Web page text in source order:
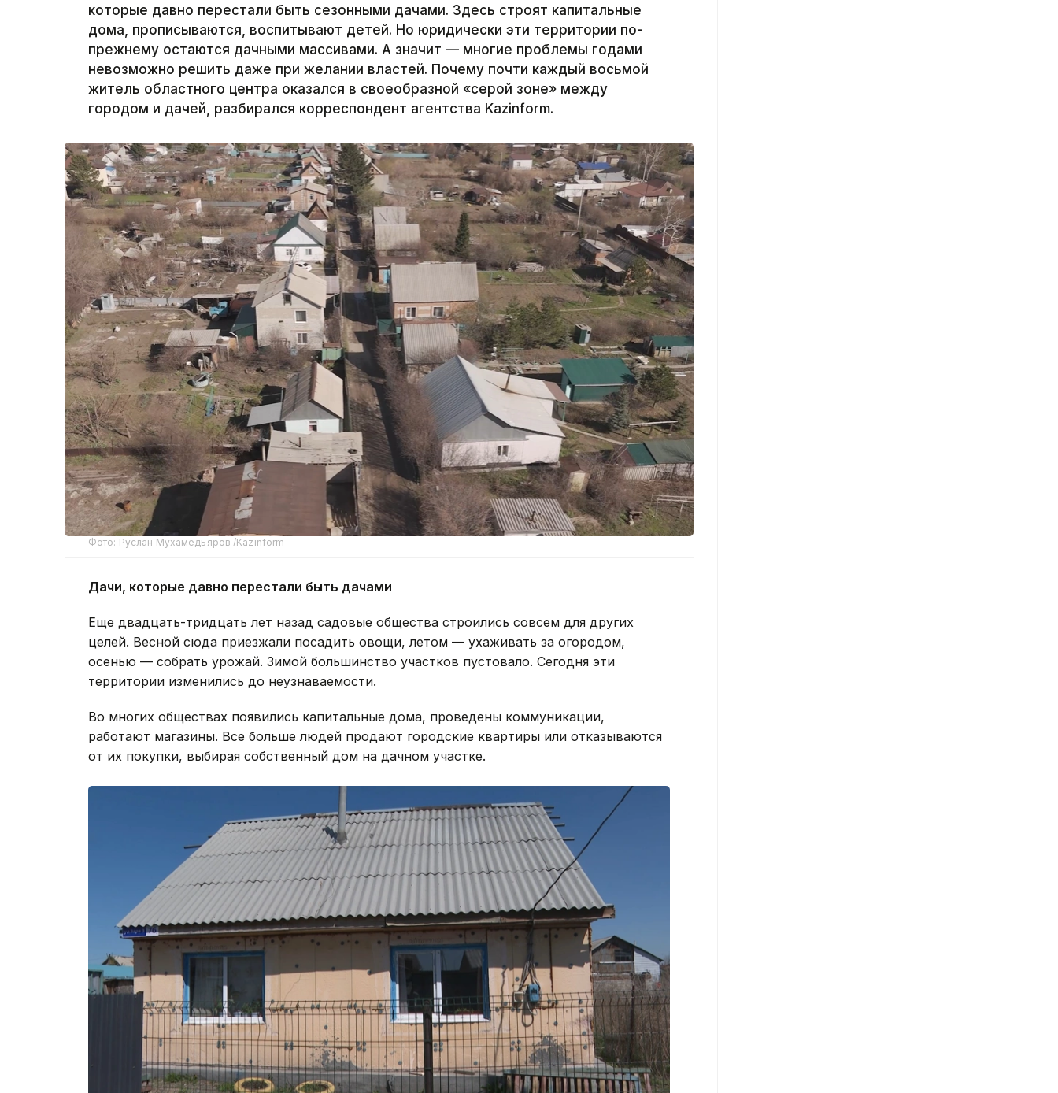
которые давно перестали быть сезонными дачами. Здесь строят капитальные
дома, прописываются, воспитывают детей. Но юридически эти территории по-
прежнему остаются дачными массивами. А значит — многие проблемы годами
невозможно решить даже при желании властей. Почему почти каждый восьмой
житель областного центра оказался в своеобразной «серой зоне» между
городом и дачей, разбирался корреспондент агентства Kazinform.
Фото: Руслан Мухамедьяров /Kazinform
Дачи, которые давно перестали быть дачами
Еще двадцать-тридцать лет назад садовые общества строились совсем для других
целей. Весной сюда приезжали посадить овощи, летом — ухаживать за огородом,
осенью — собрать урожай. Зимой большинство участков пустовало. Сегодня эти
территории изменились до неузнаваемости.
Во многих обществах появились капитальные дома, проведены коммуникации,
работают магазины. Все больше людей продают городские квартиры или отказываются
от их покупки, выбирая собственный дом на дачном участке.